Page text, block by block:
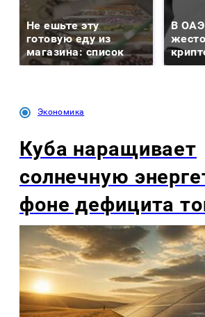
Не ешьте эту
готовую еду из
магазина: список
В
Экономика
Куба наращивает
солнечную
фоне дефицита